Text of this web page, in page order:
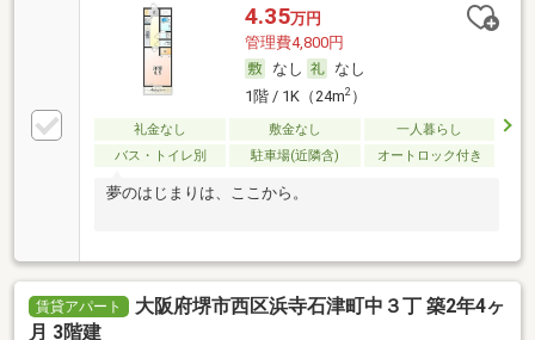
4.35万円
管理費4,800円
なし
なし
1階 / 1K（24m2）
礼金なし 敷金なし
一人暮らし
バス・トイレ別
駐車場(近隣含) オートロック付き
夢のはじまりは、ここから。
賃貸アパート
大阪府堺市西区浜寺石津町中３丁 築2年4ヶ
月 3階建